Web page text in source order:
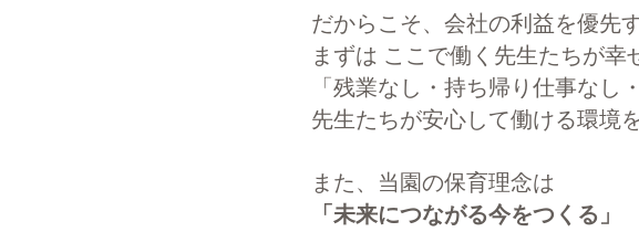
だからこそ、会社の利益を優先
まずは ここで働く先生たちが幸
「残業なし・持ち帰り仕事なし
先生たちが安心して働ける環境
また、当園の保育理念は
「未来につながる今をつくる」